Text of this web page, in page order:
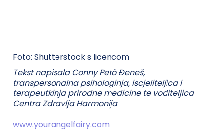
Foto: Shutterstock s licencom
Tekst napisala Conny Petö Đeneš,
transpersonalna psihologinja, iscjeliteljica i
terapeutkinja prirodne medicine te voditeljica
Centra Zdravlja Harmonija
www.yourangelfairy.com